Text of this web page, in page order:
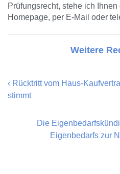
Prüfungsrecht, stehe ich
Homepage, per E-Mail oder
Weitere
‹ Rücktritt vom Haus-
stimmt
Die
Eigenbedarfs zur